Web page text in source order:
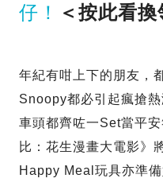
仔！
＜按此看
年紀有咁上下的朋友，
Snoopy都必引起瘋搶
車頭都齊咗一Set當平
比：花生漫畫大電影》
Happy Meal玩具亦準